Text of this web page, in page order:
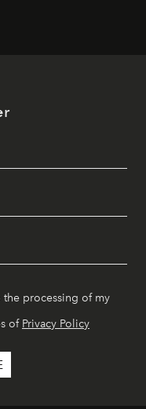
processing of my
of Privacy Policy